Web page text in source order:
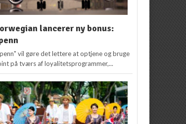
lancerer ny bonus:
vil gøre det lettere at optjene og bruge
på tværs af loyalitetsprogrammer,...